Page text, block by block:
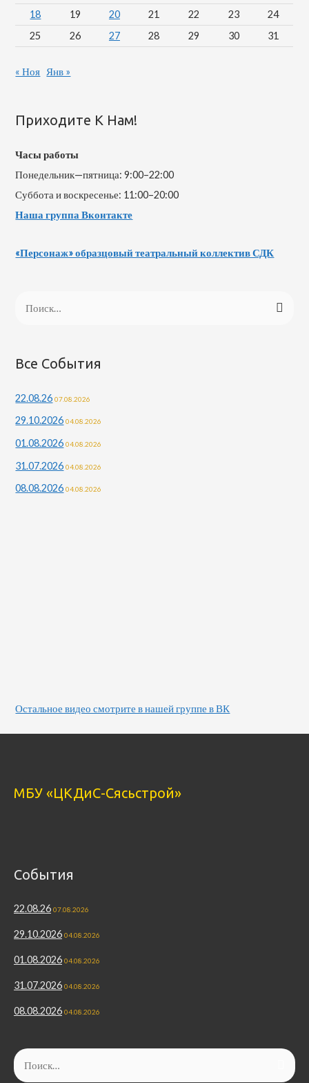
18
19 20 21 22 23
24
25
26 27 28 29 30 31
« Ноя Янв »
Приходите К Нам!
Часы работы
Понедельник—пятница: 9:00–22:00
Суббота и воскресенье: 11:00–20:00
Наша группа Вконтакте
«Персонаж» образцовый театральный коллектив СДК
Все События
22.08.26 07.08.2026
29.10.2026 04.08.2026
01.08.2026 04.08.2026
31.07.2026 04.08.2026
08.08.2026 04.08.2026
Остальное видео смотрите в нашей группе в ВК
МБУ «ЦКДиС-Сясьстрой»
События
22.08.26 07.08.2026
29.10.2026 04.08.2026
01.08.2026 04.08.2026
31.07.2026 04.08.2026
08.08.2026 04.08.2026